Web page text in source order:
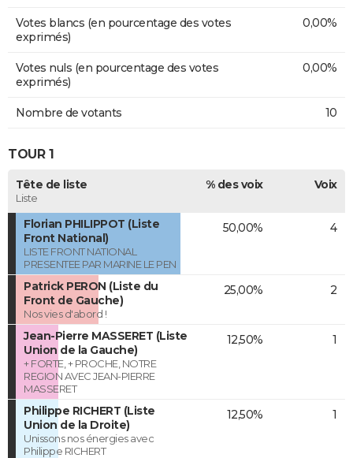
Votes blancs (en pourcentage des votes
exprimés)
0,00%
Votes nuls (en pourcentage des votes
exprimés)
0,00%
Nombre de votants 10
TOUR 1
Tête de liste
Liste
% des voix Voix
Florian PHILIPPOT (Liste
Front National)
LISTE FRONT NATIONAL
PRESENTEE PAR MARINE LE PEN
50,00% 4
Patrick PERON (Liste du
Front de Gauche)
Nos vies d'abord !
25,00% 2
Jean-Pierre MASSERET (Liste
Union de la Gauche)
+ FORTE, + PROCHE, NOTRE
REGION AVEC JEAN-PIERRE
MASSERET
12,50% 1
Philippe RICHERT (Liste
Union de la Droite)
Unissons nos énergies avec
Philippe RICHERT
12,50% 1